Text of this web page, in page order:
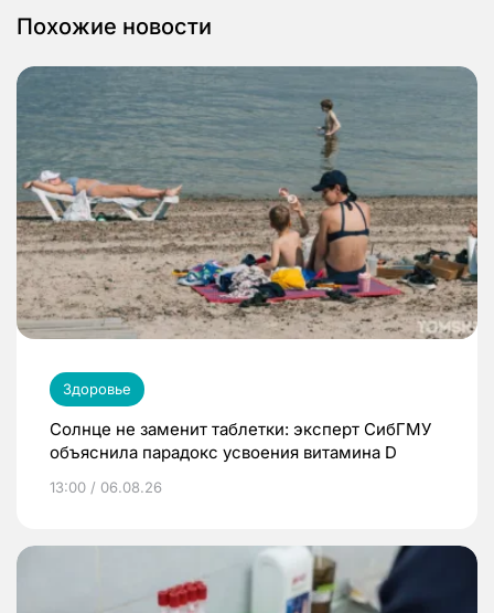
Похожие новости
Здоровье
Солнце не заменит таблетки: эксперт СибГМУ
объяснила парадокс усвоения витамина D
13:00 / 06.08.26